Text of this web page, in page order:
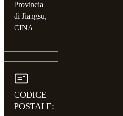
Provincia
di Jiangsu,
CINA
CODICE
POSTALE: